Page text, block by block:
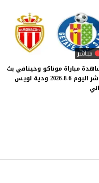
مباشر
مباراة موناكو وخيتافي بث
اليوم 6-8-2026 ودية لويس